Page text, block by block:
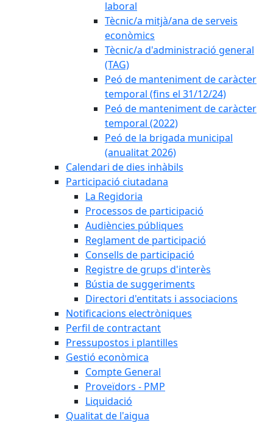
laboral
Tècnic/a mitjà/ana de serveis
econòmics
Tècnic/a d'administració general
(TAG)
Peó de manteniment de caràcter
temporal (fins el 31/12/24)
Peó de manteniment de caràcter
temporal (2022)
Peó de la brigada municipal
(anualitat 2026)
Calendari de dies inhàbils
Participació ciutadana
La Regidoria
Processos de participació
Audiències públiques
Reglament de participació
Consells de participació
Registre de grups d'interès
Bústia de suggeriments
Directori d'entitats i associacions
Notificacions electròniques
Perfil de contractant
Pressupostos i plantilles
Gestió econòmica
Compte General
Proveïdors - PMP
Liquidació
Qualitat de l'aigua